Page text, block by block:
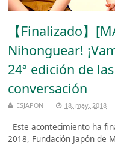
【Finalizado】
Nihonguear!
24ª edición de
conversación
ESJAPON 18, may, 2018
Este acontecimiento ha
2018, Fundación Japón de